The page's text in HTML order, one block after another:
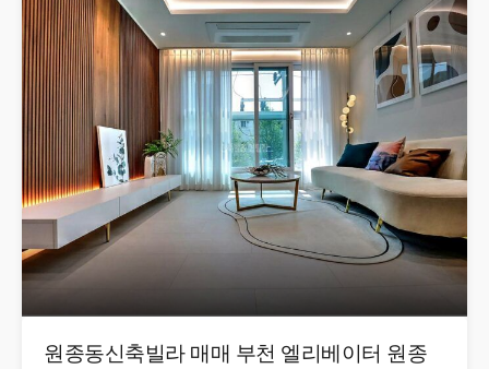
원종동신축빌라 매매 부천 엘리베이터 원종